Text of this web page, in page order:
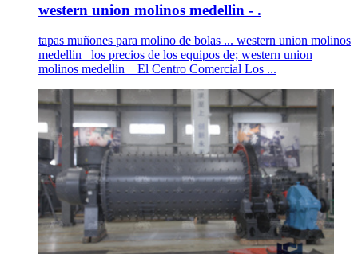
western union molinos medellin - .
tapas muñones para molino de bolas ... western union molinos
medellin _los precios de los equipos de; western union
molinos medellin _ El Centro Comercial Los ...